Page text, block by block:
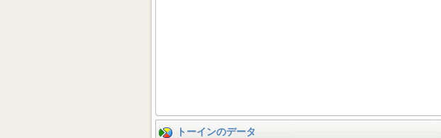
トーインのデータ